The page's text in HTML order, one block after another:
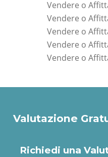
Vendere o
Vendere o
Vendere o
Valutazione
Richiedi una